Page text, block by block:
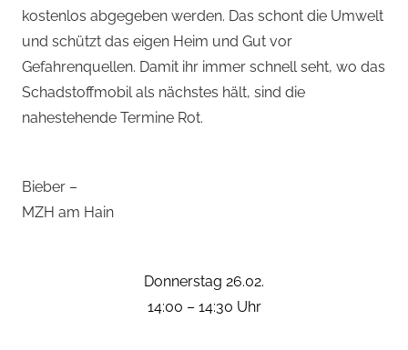
kostenlos abgegeben werden. Das schont die Umwelt
und schützt das eigen Heim und Gut vor
Gefahrenquellen. Damit ihr immer schnell seht, wo das
Schadstoffmobil als nächstes hält, sind die
nahestehende Termine Rot.
Bieber –
MZH am Hain
Donnerstag 26.02.
14:00 – 14:30 Uhr